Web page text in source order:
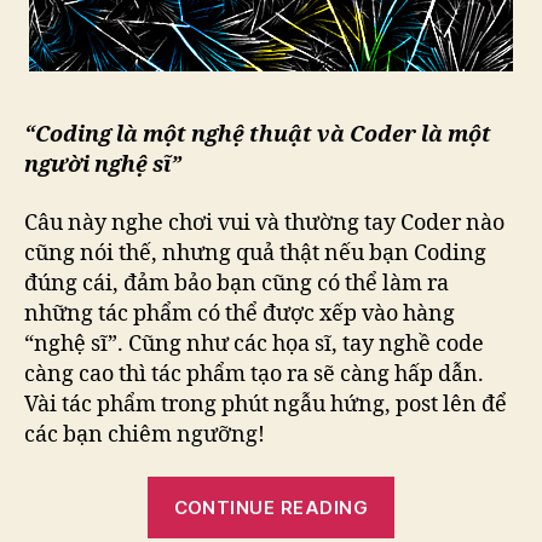
“Coding là một nghệ thuật và Coder là một
người nghệ sĩ”
Câu này nghe chơi vui và thường tay Coder nào
cũng nói thế, nhưng quả thật nếu bạn Coding
đúng cái, đảm bảo bạn cũng có thể làm ra
những tác phẩm có thể được xếp vào hàng
“nghệ sĩ”. Cũng như các họa sĩ, tay nghề code
càng cao thì tác phẩm tạo ra sẽ càng hấp dẫn.
Vài tác phẩm trong phút ngẫu hứng, post lên để
các bạn chiêm ngưỡng!
CONTINUE READING